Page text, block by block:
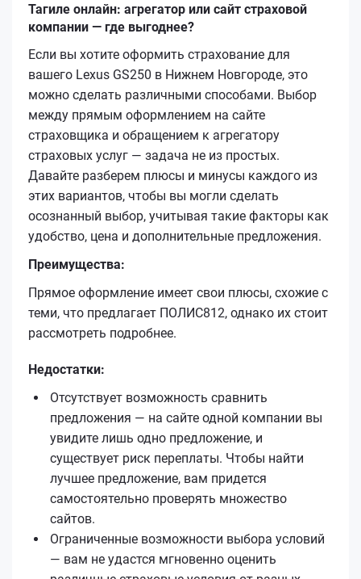
Тагиле онлайн: агрегатор или сайт страховой
компании — где выгоднее?
Если вы хотите оформить страхование для
вашего Lexus GS250 в Нижнем Новгороде, это
можно сделать различными способами. Выбор
между прямым оформлением на сайте
страховщика и обращением к агрегатору
страховых услуг — задача не из простых.
Давайте разберем плюсы и минусы каждого из
этих вариантов, чтобы вы могли сделать
осознанный выбор, учитывая такие факторы как
удобство, цена и дополнительные предложения.
Преимущества:
Прямое оформление имеет свои плюсы, схожие с
теми, что предлагает ПОЛИС812, однако их стоит
рассмотреть подробнее.
Недостатки:
Отсутствует возможность сравнить
предложения — на сайте одной компании вы
увидите лишь одно предложение, и
существует риск переплаты. Чтобы найти
лучшее предложение, вам придется
самостоятельно проверять множество
сайтов.
Ограниченные возможности выбора условий
— вам не удастся мгновенно оценить